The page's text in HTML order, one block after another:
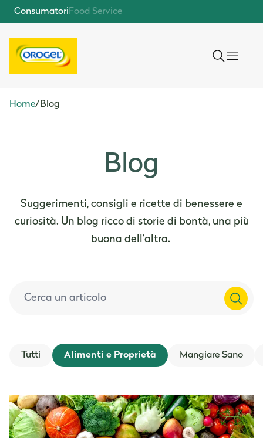
Consumatori Food Service
Home/ Blog
Blog
Suggerimenti, consigli e ricette di benessere e
curiosità. Un blog ricco di storie di bontà, una più
buona dell’altra.
Tutti Alimenti e Proprietà Mangiare Sano